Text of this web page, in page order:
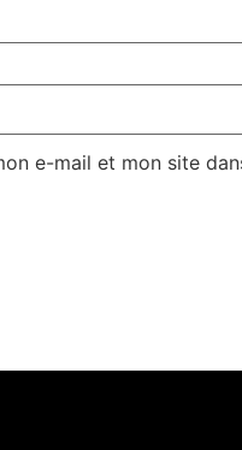
e-mail et mon site